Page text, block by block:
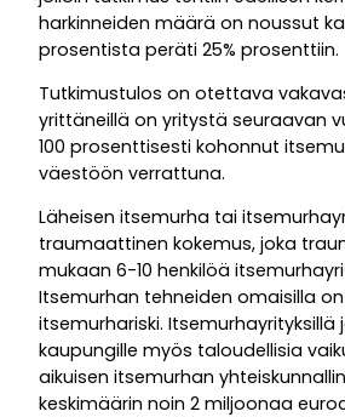
harkinneiden määrä on noussut
prosentista peräti 25% prosenttiin.
Tutkimustulos on otettava
yrittäneillä on yritystä seuraavan
100 prosenttisesti kohonnut
väestöön verrattuna.
Läheisen itsemurha tai
traumaattinen kokemus, joka
mukaan 6-10 henkilöä
Itsemurhan tehneiden omaisilla
itsemurhariski. Itsemurhayrityksillä
kaupungille myös taloudellisia
aikuisen itsemurhan
keskimäärin noin 2 miljoonaa